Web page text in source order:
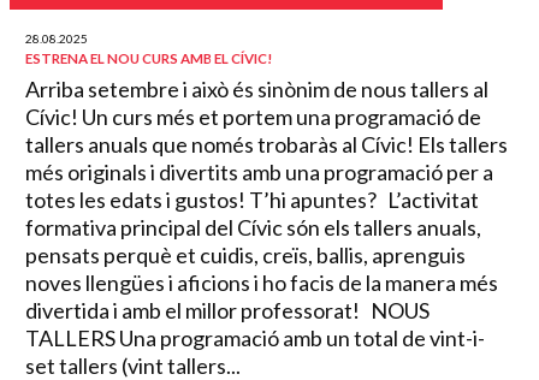
28.08.2025
ESTRENA EL NOU CURS AMB EL CÍVIC!
Arriba setembre i això és sinònim de nous tallers al
Cívic! Un curs més et portem una programació de
tallers anuals que només trobaràs al Cívic! Els tallers
més originals i divertits amb una programació per a
totes les edats i gustos! T’hi apuntes? L’activitat
formativa principal del Cívic són els tallers anuals,
pensats perquè et cuidis, creïs, ballis, aprenguis
noves llengües i aficions i ho facis de la manera més
divertida i amb el millor professorat! NOUS
TALLERS Una programació amb un total de vint-i-
set tallers (vint tallers...